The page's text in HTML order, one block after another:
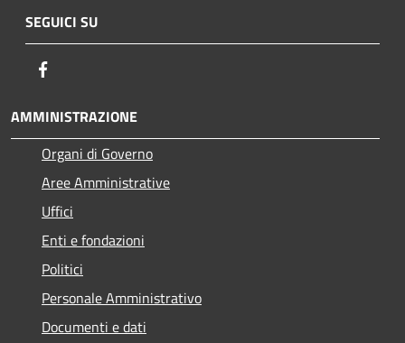
SEGUICI SU
AMMINISTRAZIONE
Organi di Governo
Aree Amministrative
Uffici
Enti e fondazioni
Politici
Personale Amministrativo
Documenti e dati